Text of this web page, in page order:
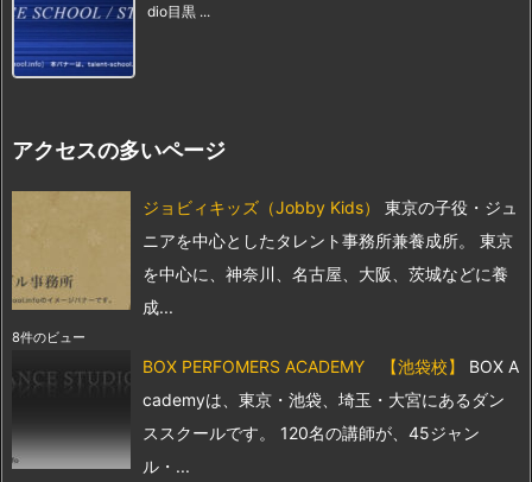
dio目黒 ...
アクセスの多いページ
ジョビィキッズ（Jobby Kids）
東京の子役・ジュ
ニアを中心としたタレント事務所兼養成所。 東京
を中心に、神奈川、名古屋、大阪、茨城などに養
成...
8件のビュー
BOX PERFOMERS ACADEMY 【池袋校】
BOX A
cademyは、東京・池袋、埼玉・大宮にあるダン
ススクールです。 120名の講師が、45ジャン
ル・...